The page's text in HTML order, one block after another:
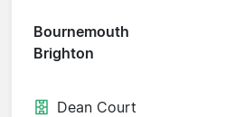
Bournemouth
Brighton
Dean Court